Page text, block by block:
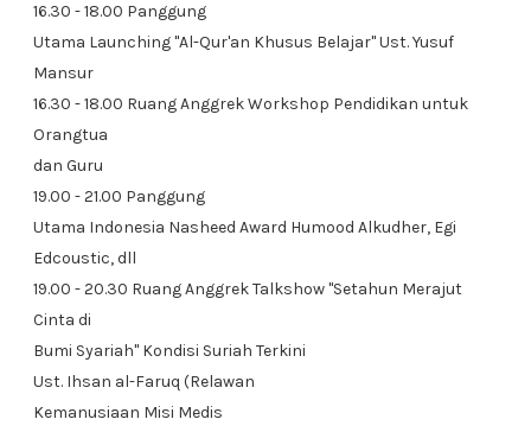
16.30 - 18.00 Panggung
Utama Launching "Al-Qur'an Khusus Belajar" Ust. Yusuf
Mansur
16.30 - 18.00 Ruang Anggrek Workshop Pendidikan untuk
Orangtua
dan Guru
19.00 - 21.00 Panggung
Utama Indonesia Nasheed Award Humood Alkudher, Egi
Edcoustic, dll
19.00 - 20.30 Ruang Anggrek Talkshow "Setahun Merajut
Cinta di
Bumi Syariah" Kondisi Suriah Terkini
Ust. Ihsan al-Faruq (Relawan
Kemanusiaan Misi Medis